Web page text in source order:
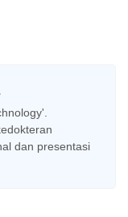
dan presentasi